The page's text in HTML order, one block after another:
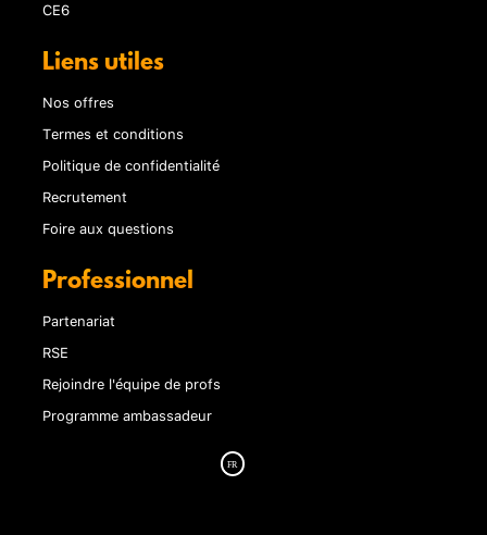
CE6
Liens utiles
Nos offres
Termes et conditions
Politique de confidentialité
Recrutement
Foire aux questions
Professionnel
Partenariat
RSE
Rejoindre l'équipe de profs
Programme ambassadeur